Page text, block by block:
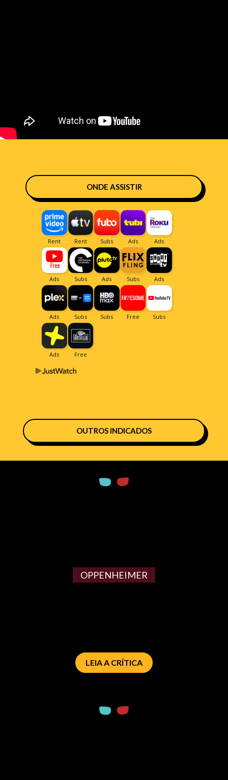
ONDE ASSISTIR
OUTROS INDICADOS
OPPENHEIMER
LEIA A CRÍTICA